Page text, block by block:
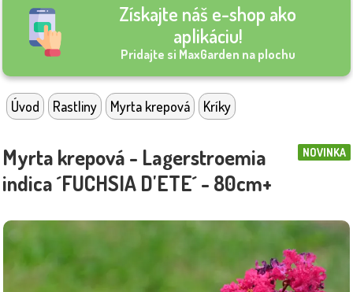
Získajte náš e-shop ako
aplikáciu!
Pridajte si MaxGarden na plochu
Úvod Rastliny Myrta krepová Kríky
NOVINKA
Myrta krepová - Lagerstroemia
indica ´FUCHSIA D'ETE´ - 80cm+